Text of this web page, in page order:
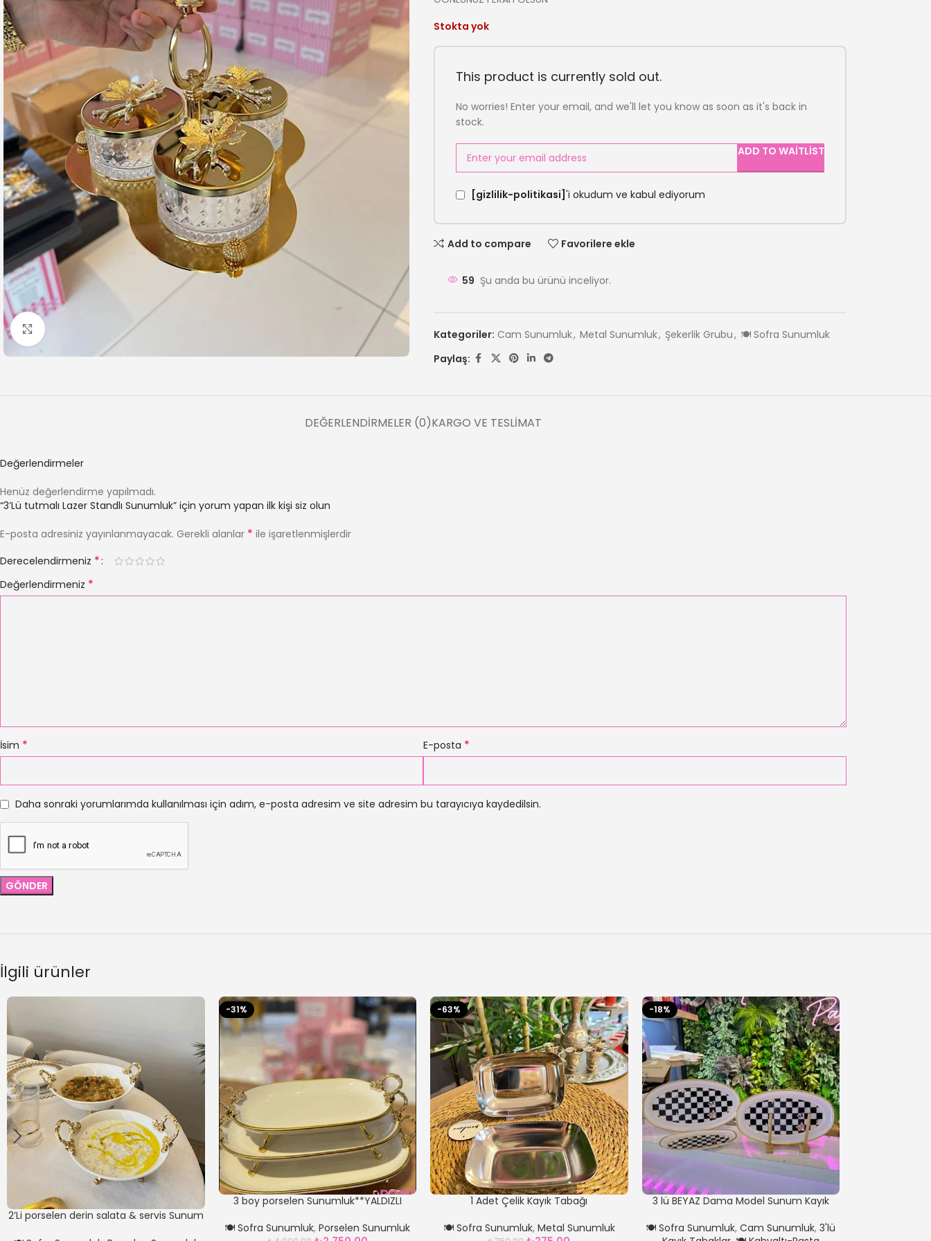
Büyütmek için tıklayın
Stokta yok
This product is currently sold out.
No worries! Enter your email, and we'll let you know as soon as it's back in
stock.
ADD TO WAITLIST
[gizlilik-politikasi] 'i okudum ve kabul ediyorum
Add to compare Favorilere ekle
59 Şu anda bu ürünü inceliyor.
Kategoriler: Cam Sunumluk, Metal Sunumluk, Şekerlik Grubu, 🍽️ Sofra Sunumluk
Paylaş:
DEĞERLENDIRMELER (0)KARGO VE TESLIMAT
Değerlendirmeler
Henüz değerlendirme yapılmadı.
“3’Lü tutmalı Lazer Standlı Sunumluk” için yorum yapan ilk kişi siz olun
E-posta adresiniz yayınlanmayacak. Gerekli alanlar * ile işaretlenmişlerdir
Derecelendirmeniz *
Değerlendirmeniz *
İsim * E-posta *
Daha sonraki yorumlarımda kullanılması için adım, e-posta adresim ve site adresim bu tarayıcıya kaydedilsin.
İlgili ürünler
2’Li porselen derin salata & servis Sunum
-31%
3 boy porselen Sunumluk**YALDIZLI
🍽️ Sofra Sunumluk,Porselen Sunumluk
-63%
1 Adet Çelik Kayık Tabağı
🍽️ Sofra Sunumluk, Metal Sunumluk
-18%
3 lü BEYAZ Dama Model Sunum Kayık
🍽️ Sofra Sunumluk,Cam Sunumluk,3'lü